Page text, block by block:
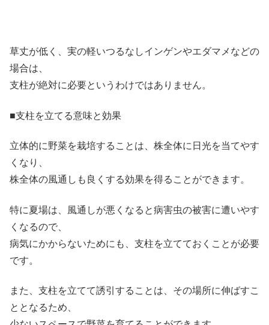
草丈が低く、実の軽いつるなしインゲンやエダマメなどの
場合は、
支柱が絶対に必要というわけではありません。
■支柱を立てる意味と効果
立体的に野菜を栽培することは、株全体に日光を当てやす
くなり、
株全体の風通しも良くする効果を得ることができます。
特に夏場は、風通しが悪くなると病害虫の被害に遭いやす
くなるので、
病気にかからないためにも、支柱を立てておくことが必要
です。
また、支柱を立てて誘引することは、その場所に伸ばすこ
ととなるため、